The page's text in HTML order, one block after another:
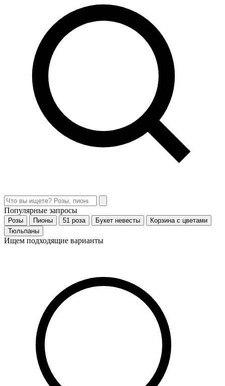
Популярные запросы
Розы Пионы 51 роза Букет невесты
Корзина с цветами
Тюльпаны
Ищем подходящие варианты